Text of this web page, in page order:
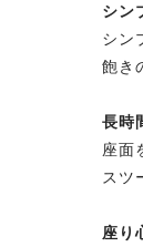
シン
シン
飽き
長時
座面
スツ
座り